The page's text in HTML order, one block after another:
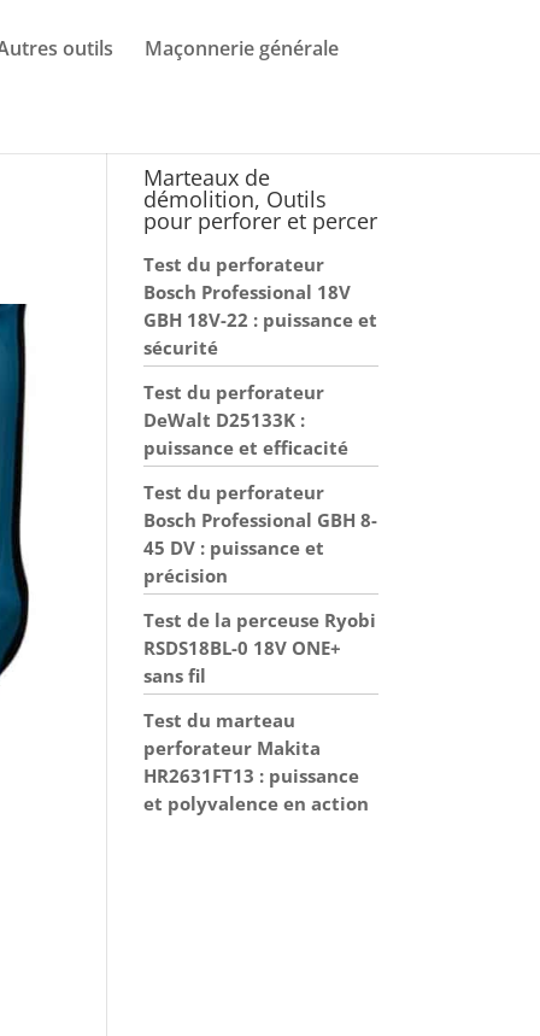
outils Maçonnerie générale
Marteaux de
démolition, Outils
pour perforer et percer
Test du perforateur
Bosch Professional 18V
GBH 18V-22 : puissance et
sécurité
Test du perforateur
DeWalt D25133K :
puissance et efficacité
Test du perforateur
Bosch Professional GBH 8-
45 DV : puissance et
précision
Test de la perceuse Ryobi
RSDS18BL-0 18V ONE+
sans fil
Test du marteau
perforateur Makita
HR2631FT13 : puissance
et polyvalence en action